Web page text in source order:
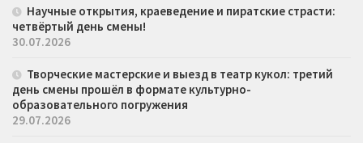
Научные открытия, краеведение и пиратские страсти:
четвёртый день смены!
30.07.2026
Творческие мастерские и выезд в театр кукол: третий
день смены прошёл в формате культурно-
образовательного погружения
29.07.2026